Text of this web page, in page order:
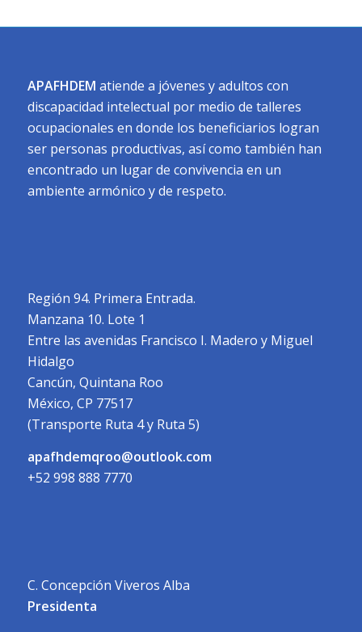
APAFHDEM atiende a jóvenes y adultos con
discapacidad intelectual por medio de talleres
ocupacionales en donde los beneficiarios logran
ser personas productivas, así como también han
encontrado un lugar de convivencia en un
ambiente armónico y de respeto.
Región 94. Primera Entrada.
Manzana 10. Lote 1
Entre las avenidas Francisco I. Madero y Miguel
Hidalgo
Cancún, Quintana Roo
México, CP 77517
(Transporte Ruta 4 y Ruta 5)
apafhdemqroo@outlook.com
+52 998 888 7770
C. Concepción Viveros Alba
Presidenta